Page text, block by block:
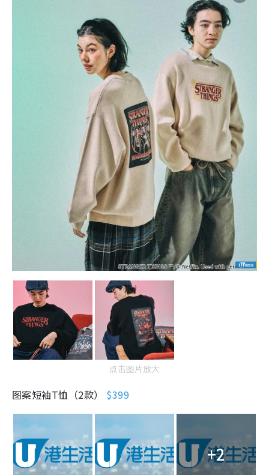
点击图片放大
图案短袖T恤（2款）$399
+2
点击图片放大